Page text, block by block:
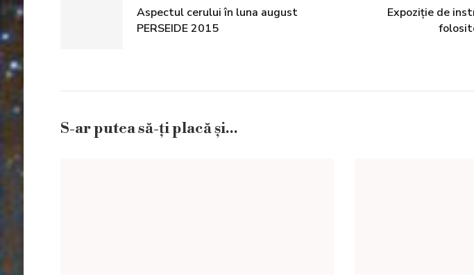
Aspectul cerului în luna august
PERSEIDE 2015
Expoziţie de
S-ar putea să-ți placă și...